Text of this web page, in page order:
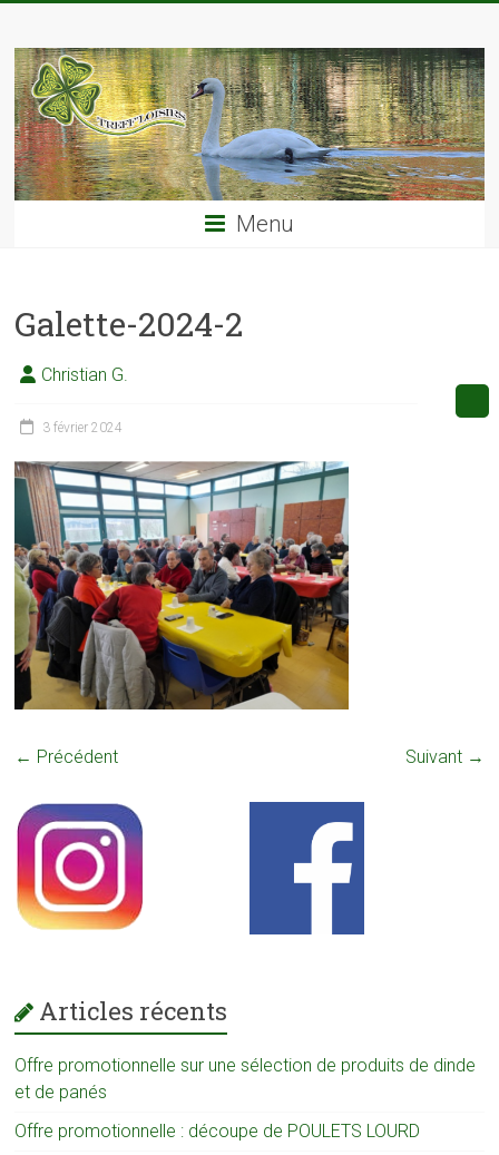
content
TREFF'LOISIRS
Menu
Galette-2024-2
Christian G.
3 février 2024
← Précédent Suivant →
Articles récents
Offre promotionnelle sur une sélection de produits de dinde
et de panés
Offre promotionnelle : découpe de POULETS LOURD